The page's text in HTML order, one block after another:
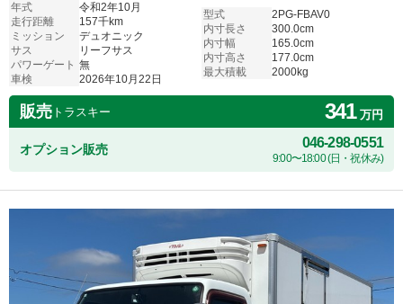
年式
令和2年10月
走行距離
157千km
ミッション
デュオニック
サス
リーフサス
パワーゲート 無
車検
2026年10月22日
型式
2PG-FBAV0
内寸長さ
300.0cm
内寸幅
165.0cm
内寸高さ
177.0cm
最大積載
2000kg
販売 トラスキー 341万円
オプション販売 046-298-0551
9:00〜18:00 (日・祝休み)